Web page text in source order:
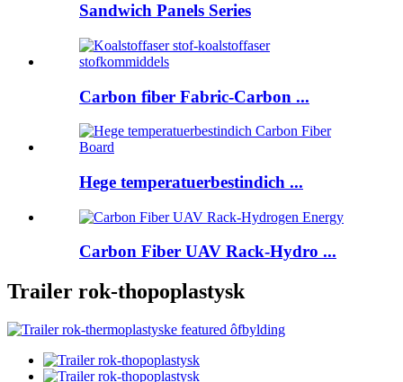
Sandwich Panels Series
Carbon fiber Fabric-Carbon ...
Hege temperatuerbestindich ...
Carbon Fiber UAV Rack-Hydro ...
Trailer rok-thopoplastysk